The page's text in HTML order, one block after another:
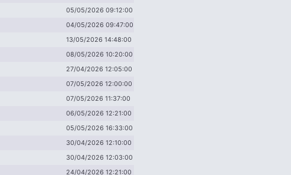
05/05/2026 09:12:00
04/05/2026 09:47:00
13/05/2026 14:48:00
08/05/2026 10:20:00
27/04/2026 12:05:00
07/05/2026 12:00:00
07/05/2026 11:37:00
06/05/2026 12:21:00
05/05/2026 16:33:00
30/04/2026 12:10:00
30/04/2026 12:03:00
24/04/2026 12:21:00